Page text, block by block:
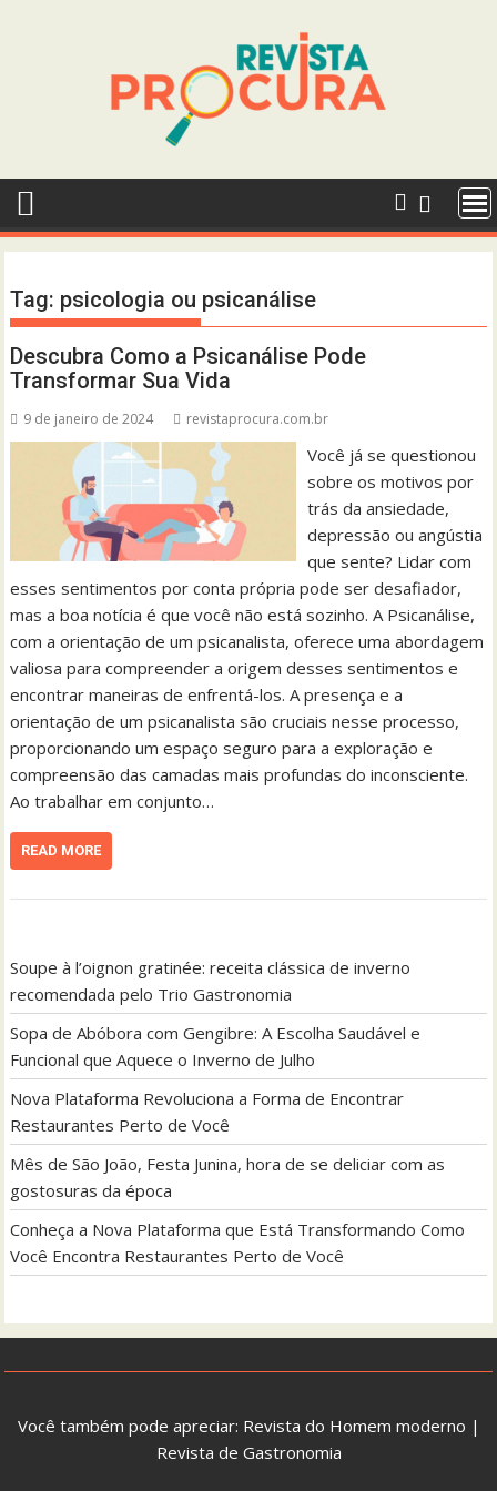
Tag: psicologia ou psicanálise
Descubra Como a Psicanálise Pode
Transformar Sua Vida
9 de janeiro de 2024 revistaprocura.com.br
Você já se questionou
sobre os motivos por
trás da ansiedade,
depressão ou angústia
que sente? Lidar com
esses sentimentos por conta própria pode ser desafiador,
mas a boa notícia é que você não está sozinho. A Psicanálise,
com a orientação de um psicanalista, oferece uma abordagem
valiosa para compreender a origem desses sentimentos e
encontrar maneiras de enfrentá-los. A presença e a
orientação de um psicanalista são cruciais nesse processo,
proporcionando um espaço seguro para a exploração e
compreensão das camadas mais profundas do inconsciente.
Ao trabalhar em conjunto…
READ MORE
Soupe à l’oignon gratinée: receita clássica de inverno
recomendada pelo Trio Gastronomia
Sopa de Abóbora com Gengibre: A Escolha Saudável e
Funcional que Aquece o Inverno de Julho
Nova Plataforma Revoluciona a Forma de Encontrar
Restaurantes Perto de Você
Mês de São João, Festa Junina, hora de se deliciar com as
gostosuras da época
Conheça a Nova Plataforma que Está Transformando Como
Você Encontra Restaurantes Perto de Você
Você também pode apreciar: Revista do Homem moderno |
Revista de Gastronomia